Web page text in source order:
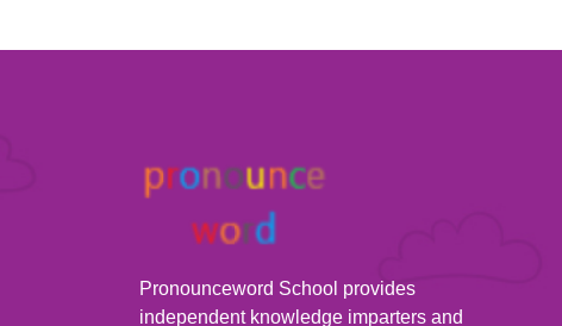
Pronounceword School provides
independent knowledge imparters and